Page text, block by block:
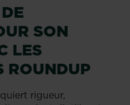
SON
LES
ROUNDUP
rigueur,